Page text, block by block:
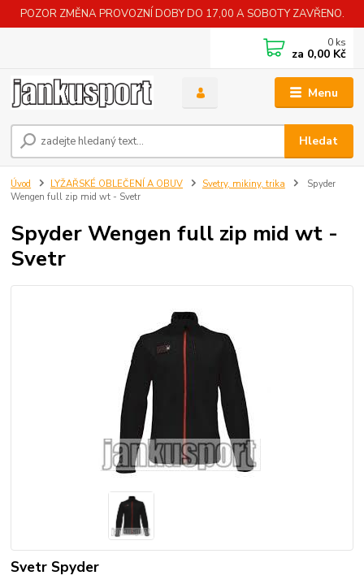
POZOR ZMĚNA PROVOZNÍ DOBY DO 17,00 A SOBOTY ZAVŘENO.
Menu
Hledat
0 ks
za 0,00 Kč
Úvod LYŽAŘSKÉ OBLEČENÍ A OBUV Svetry, mikiny, trika
Spyder
Wengen full zip mid wt - Svetr
Spyder Wengen full zip mid wt -
Svetr
Svetr Spyder